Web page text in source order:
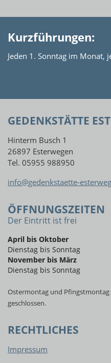
Kurzführungen:
Jeden 1. Sonntag im Monat,
GEDENKSTÄTTE
Hinterm Busch 1
26897 Esterwegen
Tel. 05955 988950
info@gedenkstaette-
ÖFFNUNGSZEITEN
Der Eintritt ist frei
April bis Oktober
Dienstag bis Sonntag
November bis März
Dienstag bis Sonntag
Ostermontag und Pfingstmontag
geschlossen.
RECHTLICHES
Impressum